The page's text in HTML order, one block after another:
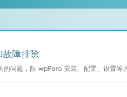
故障排除
的问题，限 wpForo 安装、配置、设置等